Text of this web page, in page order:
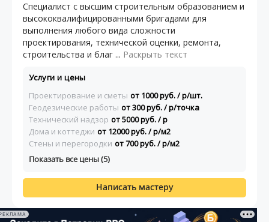
Специалист с высшим строительным образованием и
высококвалифицированными бригадами для
выполнения любого вида сложности
проектирования, технической оценки, ремонта,
строительства и благ ... Раскрыть текст
Услуги и цены
Проектирование и сметы от 1000 руб. / р/шт.
Геодезические работы от 300 руб. / р/точка
Технический надзор от 5000 руб. / р
Дома и коттеджи от 12000 руб. / р/м2
Стены и перегородки от 700 руб. / р/м2
Показать все цены (5)
Написать мастеру